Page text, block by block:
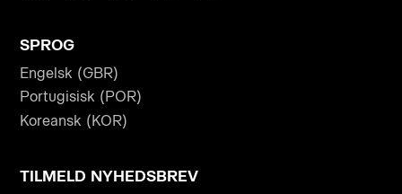
SPROG
Engelsk (GBR)
Portugisisk (POR)
Koreansk (KOR)
TILMELD NYHEDSBREV